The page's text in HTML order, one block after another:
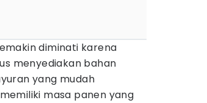
diminati karena
menyediakan bahan
yang mudah
masa panen yang